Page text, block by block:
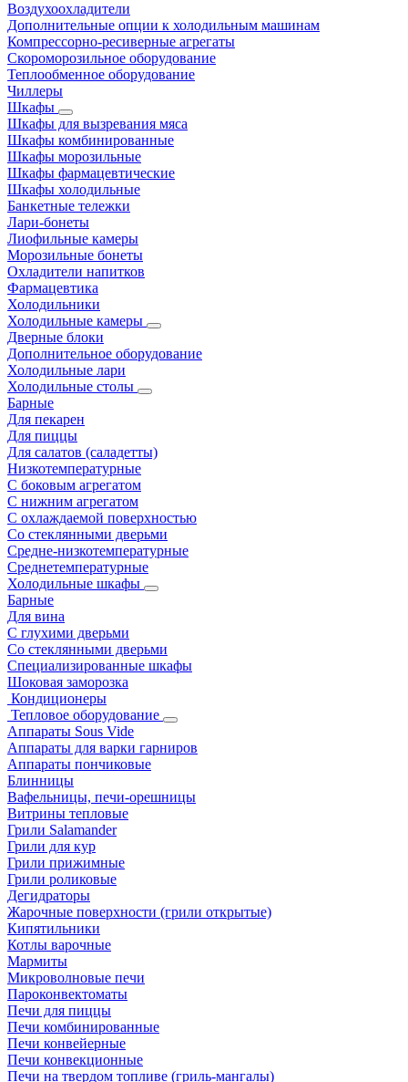
Воздухоохладители
Дополнительные опции к холодильным машинам
Компрессорно-ресиверные агрегаты
Скороморозильное оборудование
Теплообменное оборудование
Чиллеры
Шкафы
Шкафы для вызревания мяса
Шкафы комбинированные
Шкафы морозильные
Шкафы фармацевтические
Шкафы холодильные
Банкетные тележки
Лари-бонеты
Лиофильные камеры
Морозильные бонеты
Охладители напитков
Фармацевтика
Холодильники
Холодильные камеры
Дверные блоки
Дополнительное оборудование
Холодильные лари
Холодильные столы
Барные
Для пекарен
Для пиццы
Для салатов (саладетты)
Низкотемпературные
С боковым агрегатом
С нижним агрегатом
С охлаждаемой поверхностью
Со стеклянными дверьми
Средне-низкотемпературные
Среднетемпературные
Холодильные шкафы
Барные
Для вина
С глухими дверьми
Со стеклянными дверьми
Специализированные шкафы
Шоковая заморозка
Кондиционеры
Тепловое оборудование
Аппараты Sous Vide
Аппараты для варки гарниров
Аппараты пончиковые
Блинницы
Вафельницы, печи-орешницы
Витрины тепловые
Грили Salamander
Грили для кур
Грили прижимные
Грили роликовые
Дегидраторы
Жарочные поверхности (грили открытые)
Кипятильники
Котлы варочные
Мармиты
Микроволновые печи
Пароконвектоматы
Печи для пиццы
Печи комбинированные
Печи конвейерные
Печи конвекционные
Печи на твердом топливе (гриль-мангалы)